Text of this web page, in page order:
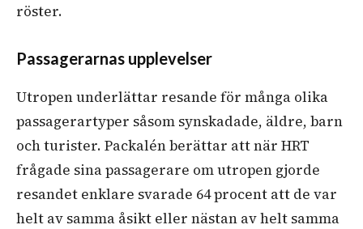
röster.
Passagerarnas upplevelser
Utropen underlättar resande för många olika
passagerartyper såsom synskadade, äldre, barn
och turister. Packalén berättar att när HRT
frågade sina passagerare om utropen gjorde
resandet enklare svarade 64 procent att de var
helt av samma åsikt eller nästan av helt samma